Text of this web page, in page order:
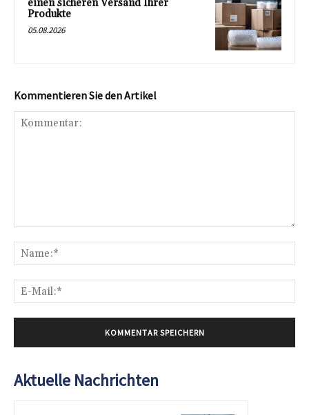
einen sicheren Versand Ihrer
Produkte
05.08.2026
Kommentieren Sie den Artikel
Aktuelle Nachrichten